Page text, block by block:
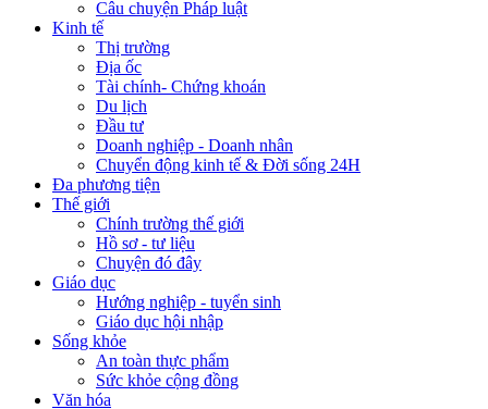
Câu chuyện Pháp luật
Kinh tế
Thị trường
Địa ốc
Tài chính- Chứng khoán
Du lịch
Đầu tư
Doanh nghiệp - Doanh nhân
Chuyển động kinh tế & Đời sống 24H
Đa phương tiện
Thế giới
Chính trường thế giới
Hồ sơ - tư liệu
Chuyện đó đây
Giáo dục
Hướng nghiệp - tuyển sinh
Giáo dục hội nhập
Sống khỏe
An toàn thực phẩm
Sức khỏe cộng đồng
Văn hóa